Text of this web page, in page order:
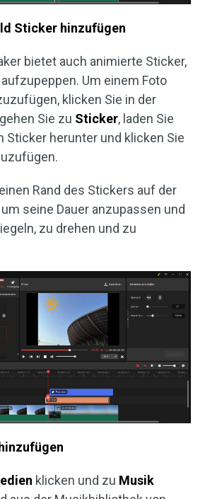
Sticker hinzufügen
bietet auch animierte Sticker,
Um einem Foto
klicken Sie in der
Sie zu Sticker, laden Sie
Sticker herunter und klicken Sie
Rand des Stickers auf der
seine Dauer anzupassen und
zu drehen und zu
klicken und zu Musik